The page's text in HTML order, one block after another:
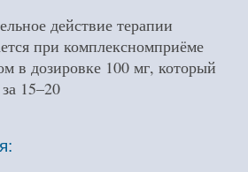
действие терапии
при комплексномприёме
в дозировке 100 мг, который
15–20